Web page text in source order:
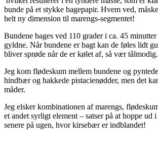
bunde på et stykke bagepapir. Hvem ved,
helt ny dimension til marengs-segmentet!
Bundene bages ved 110 grader i ca. 45
gyldne. Når bundene er bagt kan de føles lidt
bliver sprøde når de er kølet af, så vær tålmodig.
Jeg kom flødeskum mellem bundene og
hindbær og hakkede pistacienødder, men det
måder.
Jeg elsker kombinationen af marengs,
et andet syrligt element – satser på at hoppe ud
senere på ugen, hvor kirsebær er indblandet!